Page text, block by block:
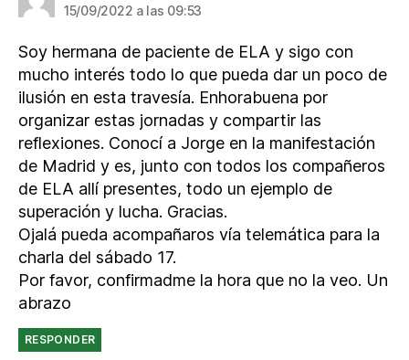
15/09/2022 a las 09:53
Soy hermana de paciente de ELA y sigo con
mucho interés todo lo que pueda dar un poco de
ilusión en esta travesía. Enhorabuena por
organizar estas jornadas y compartir las
reflexiones. Conocí a Jorge en la manifestación
de Madrid y es, junto con todos los compañeros
de ELA allí presentes, todo un ejemplo de
superación y lucha. Gracias.
Ojalá pueda acompañaros vía telemática para la
charla del sábado 17.
Por favor, confirmadme la hora que no la veo. Un
abrazo
RESPONDER